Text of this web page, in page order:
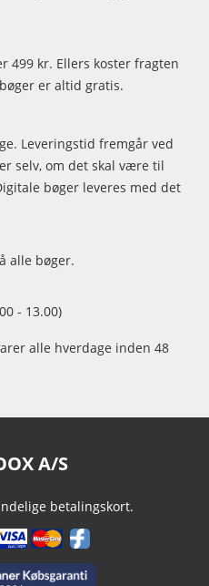
499 kr. Ellers koster fragten
er altid gratis.
Leveringstid fremgår ved
selv, om det skal være til
bøger leveres med det
alle bøger.
- 13.00)
alle hverdage inden 48
A/S
betalingskort.